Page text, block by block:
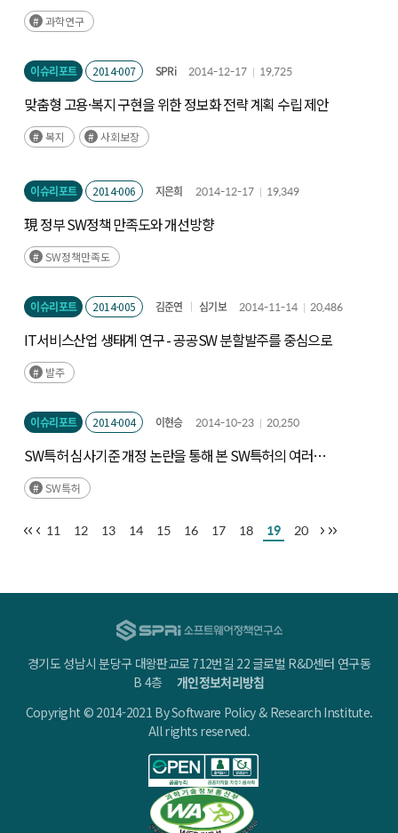
과학연구
이슈리포트 2014-007 SPRi 2014-12-17 19,725
맞춤형 고용·복지 구현을 위한 정보화 전략 계획 수립 제안
복지 사회보장
이슈리포트 2014-006 지은희 2014-12-17 19,349
現 정부 SW정책 만족도와 개선방향
SW정책만족도
이슈리포트 2014-005 김준연 심기보 2014-11-14 20,486
IT서비스산업 생태계 연구 - 공공SW 분할발주를 중심으로
발주
이슈리포트 2014-004 이현승 2014-10-23 20,250
SW특허 심사기준 개정 논란을 통해 본 SW특허의 여러
쟁점들
SW특허
11 12 13 14 15 16 17 18 19 20
경기도 성남시 분당구 대왕판교로 712번길 22 글로벌 R&D센터 연구동
B 4층개인정보처리방침
Copyright © 2014-2021 By Software Policy & Research Institute.
All rights reserved.